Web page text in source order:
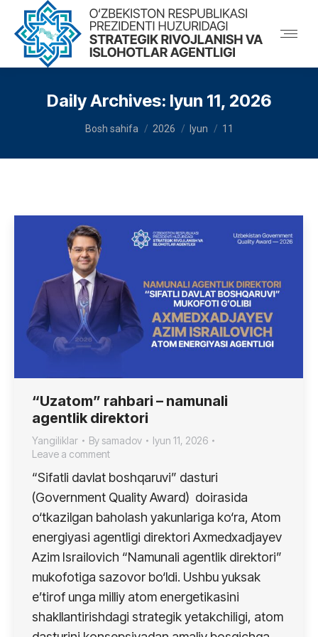
Daily Archives: Iyun 11, 2026
You are here:
Bosh sahifa 2026 Iyun 11
“Uzatom” rahbari – namunali
agentlik direktori
Yangiliklar By samadov
Iyun 11, 2026
Leave a comment
“Sifatli davlat boshqaruvi” dasturi
(Government Quality Award) doirasida
o‘tkazilgan baholash yakunlariga ko‘ra, Atom
energiyasi agentligi direktori Axmedxadjayev
Azim Israilovich “Namunali agentlik direktori”
mukofotiga sazovor bo‘ldi. Ushbu yuksak
e’tirof unga milliy atom energetikasini
shakllantirishdagi strategik yetakchiligi, atom